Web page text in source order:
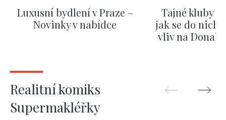
Luxusní bydlení v Praze –
Novinky v nabídce
Tajné kluby
jak se do nich
vliv na
Realitní komiks
Supermakléřky